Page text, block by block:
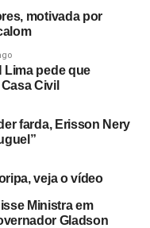
motivada por
Lima pede que
Civil
farda, Erisson Nery
veja o vídeo
Ministra em
Gladson